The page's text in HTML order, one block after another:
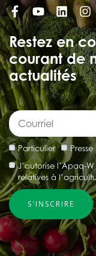
Restez en
courant de
actualités
Particulier Presse
J’autorise l’Apaq-
relatives à